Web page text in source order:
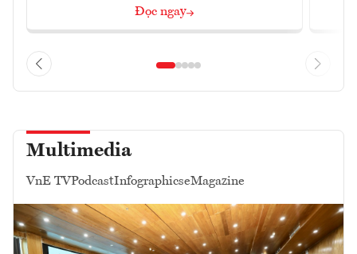
Đọc ngay
Multimedia
VnE TVPodcastInfographicseMagazine